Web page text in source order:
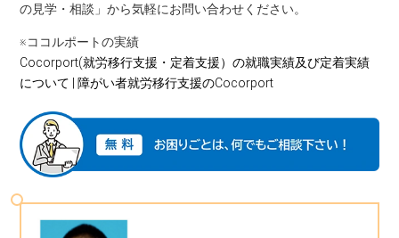
の見学・相談」から気軽にお問い合わせください。
※ココルポートの実績
Cocorport(就労移行支援・定着支援）の就職実績及び定着実績
について | 障がい者就労移行支援のCocorport